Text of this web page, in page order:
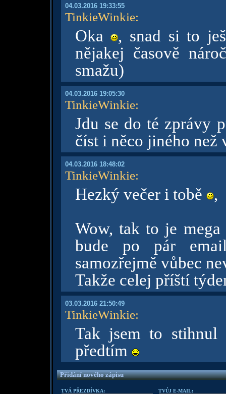
04.03.2016 19:33:55
TinkieWinkie:
Oka , snad si to
nějakej časově
smažu)
04.03.2016 19:05:30
TinkieWinkie:
Jdu se do té zprávy
číst i něco jiného
04.03.2016 18:48:02
TinkieWinkie:
Hezký večer i tobě
,
Wow, tak to je
bude po pár
samozřejmě vůbec
Takže celej příští
03.03.2016 21:50:49
TinkieWinkie:
Tak jsem to stihnul
předtím
Přidání nového zápisu
TVÁ PŘEZDÍVKA: TVŮJ E-MAIL: